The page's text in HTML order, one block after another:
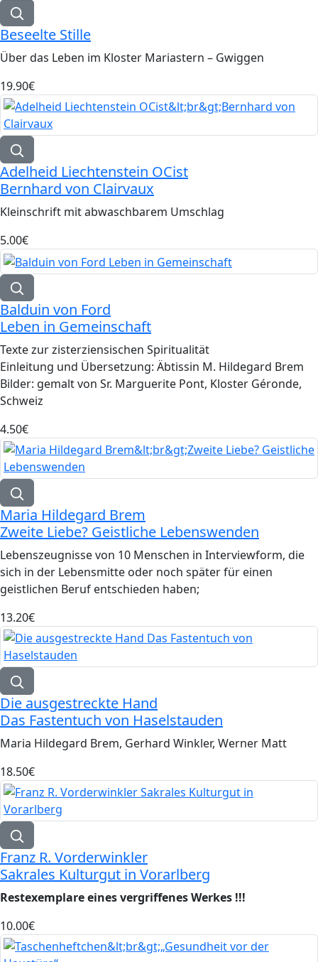
Beseelte Stille
Über das Leben im Kloster Mariastern – Gwiggen
19.90‎€
Adelheid Liechtenstein OCist
Bernhard von Clairvaux
Kleinschrift mit abwaschbarem Umschlag
5.00‎€
Balduin von Ford
Leben in Gemeinschaft
Texte zur zisterziensischen Spiritualität
Einleitung und Übersetzung: Äbtissin M. Hildegard Brem
Bilder: gemalt von Sr. Marguerite Pont, Kloster Géronde,
Schweiz
4.50‎€
Maria Hildegard Brem
Zweite Liebe? Geistliche Lebenswenden
Lebenszeugnisse von 10 Menschen in Interviewform, die
sich in der Lebensmitte oder noch später für einen
geistlichen Beruf entschieden haben;
13.20‎€
Die ausgestreckte Hand
Das Fastentuch von Haselstauden
Maria Hildegard Brem, Gerhard Winkler, Werner Matt
18.50‎€
Franz R. Vorderwinkler
Sakrales Kulturgut in Vorarlberg
Restexemplare eines vergriffenes Werkes !!!
10.00‎€